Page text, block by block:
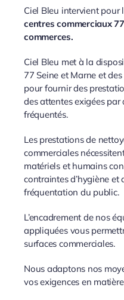
Ciel Bleu intervient pour
centres commerciaux
commerces.
Ciel Bleu met à la
77 Seine et Marne et
pour fournir des
des attentes exigées
fréquentés.
Les prestations de
commerciales
matériels et humains
contraintes d’hygiène et
fréquentation du public.
L’encadrement de nos
appliquées vous
surfaces commerciales.
Nous adaptons nos
vos exigences en matière